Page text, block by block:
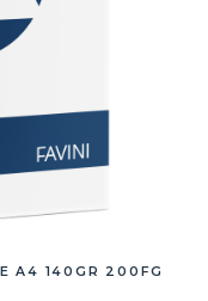
A4 140GR 200FG